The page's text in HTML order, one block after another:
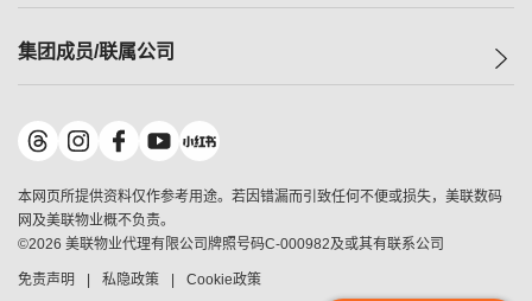
独家楼盘
租房
按揭计算机
负担能力计算机
转按计算机
缴款方式
历史成交
小区成交排行榜
地区百科
小区专页
美联精英会
美善会
地产经纪人管理协会
申报已递交的购楼开盘
集团成员/联属公司
美联物业
鋑联控股*
美联工商铺*
美联中国
美联澳门
美联金融集团
本网页所提供资料仅作参考用途。若因错漏而引致任何不便或损失，美联数码
网及美联物业概不负责。
©2026 美联物业代理有限公司牌照号码C-000982及或其有联系公司
免责声明 私隐政策 Cookie政策